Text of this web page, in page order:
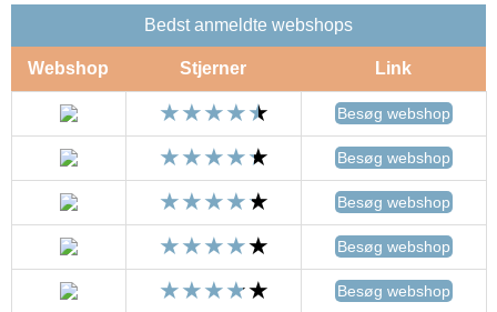
Bedst anmeldte webshops
Webshop Stjerner Link
Besøg webshop
Besøg webshop
Besøg webshop
Besøg webshop
Besøg webshop